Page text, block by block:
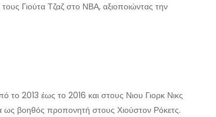
Γιούτα Τζαζ στο ΝΒΑ, αξιοποιώντας την
το 2013 έως το 2016 και στους Νιου Γιορκ Νικς
ως βοηθός προπονητή στους Χιούστον Ρόκετς.